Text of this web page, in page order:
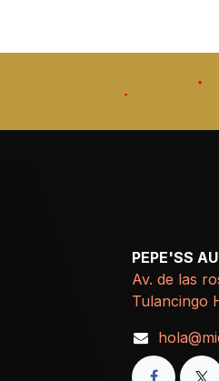
PEPE'SS
Av. de las
Tulancingo